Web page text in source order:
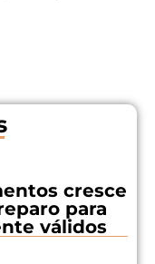
cresce
para
válidos